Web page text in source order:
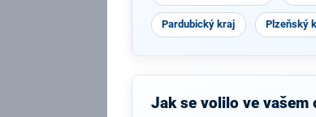
Pardubický kraj Plzeňský
Jak se volilo ve vašem